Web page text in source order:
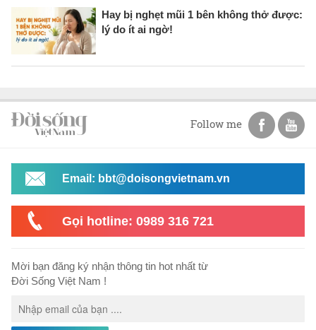
Hay bị nghẹt mũi 1 bên không thở được:
lý do ít ai ngờ!
Follow me
Email: bbt@doisongvietnam.vn
Gọi hotline: 0989 316 721
Mời bạn đăng ký nhận thông tin hot nhất từ
Đời Sống Việt Nam !